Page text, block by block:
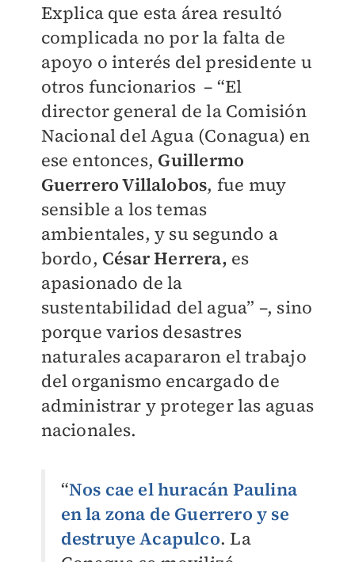
Explica que esta área resultó
complicada no por la falta de
apoyo o interés del presidente u
otros funcionarios – “El
director general de la Comisión
Nacional del Agua (Conagua) en
ese entonces, Guillermo
Guerrero Villalobos, fue muy
sensible a los temas
ambientales, y su segundo a
bordo, César Herrera, es
apasionado de la
sustentabilidad del agua” –, sino
porque varios desastres
naturales acapararon el trabajo
del organismo encargado de
administrar y proteger las aguas
nacionales.
“Nos cae el huracán Paulina
en la zona de Guerrero y se
destruye Acapulco. La